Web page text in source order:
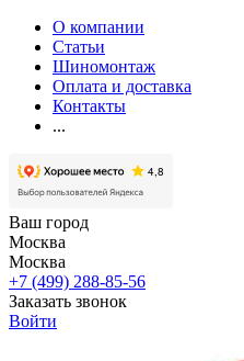
О компании
Статьи
Шиномонтаж
Оплата и доставка
Контакты
...
Ваш город
Москва
Москва
+7 (499) 288-85-56
Заказать звонок
Войти